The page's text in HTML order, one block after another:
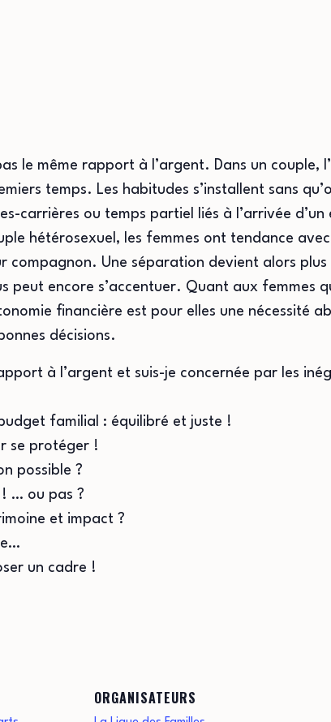
le même rapport à l’argent. Dans un couple,
temps. Les habitudes s’installent sans
carrières ou temps partiel liés à l’arrivée d’un
hétérosexuel, les femmes ont tendance
compagnon. Une séparation devient alors
encore s’accentuer. Quant aux femmes
financière est pour elles une nécessité
décisions.
à l’argent et suis-je concernée par les
familial : équilibré et juste !
se protéger !
possible ?
… ou pas ?
et impact ?
un cadre !
ORGANISATEURS